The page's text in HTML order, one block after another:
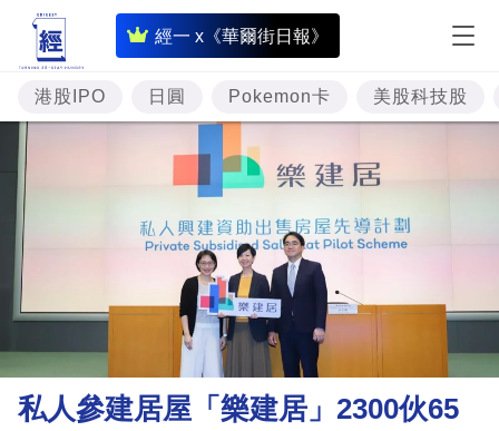
經一 x《華爾街日報》
即
時
財
經
投
樓
理
財
港股IPO 日圓 Pokemon卡 美股科技股
私人參建居屋「樂建居」2300伙65